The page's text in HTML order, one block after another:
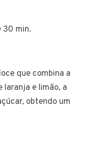
30 min.
que combina a
laranja e limão, a
obtendo um